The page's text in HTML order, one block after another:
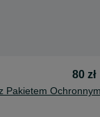
80 zł
Pakietem Ochronnym